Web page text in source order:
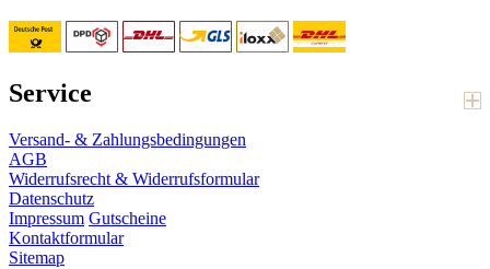
Service
Versand- & Zahlungsbedingungen
AGB
Widerrufsrecht & Widerrufsformular
Datenschutz
Impressum Gutscheine
Kontaktformular
Sitemap